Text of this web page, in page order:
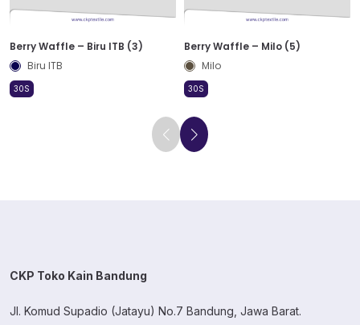
Berry Waffle – Biru ITB (3)
Biru ITB
30S
Berry Waffle – Milo (5)
Milo
30S
CKP Toko Kain Bandung
Jl. Komud Supadio (Jatayu) No.7 Bandung, Jawa Barat.